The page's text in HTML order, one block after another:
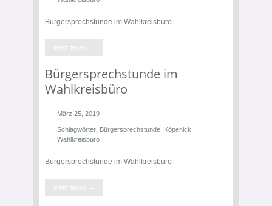
Bürgersprechstunde im Wahlkreisbüro
Mehr lesen →
Bürgersprechstunde im
Wahlkreisbüro
März 25, 2019
Schlagwörter: Bürgersprechstunde Köpenick
Wahlkreisbüro
Bürgersprechstunde im Wahlkreisbüro
Mehr lesen →